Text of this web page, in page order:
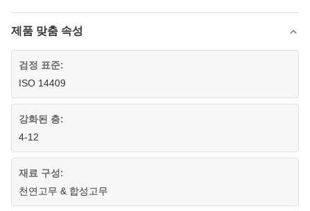
제품 맞춤 속성
검정 표준:
ISO 14409
강화된 층:
4-12
재료 구성:
천연고무 & 합성고무